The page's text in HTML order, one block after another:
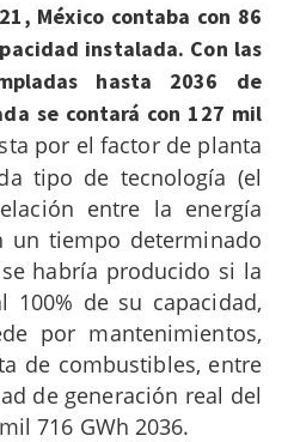
México contaba con 86
instalada. Con las
hasta 2036 de
se contará con 127 mil
por el factor de planta
tipo de tecnología (el
entre la energía
un tiempo determinado
habría producido si la
100% de su capacidad,
por mantenimientos,
de combustibles, entre
de generación real del
716 GWh 2036.